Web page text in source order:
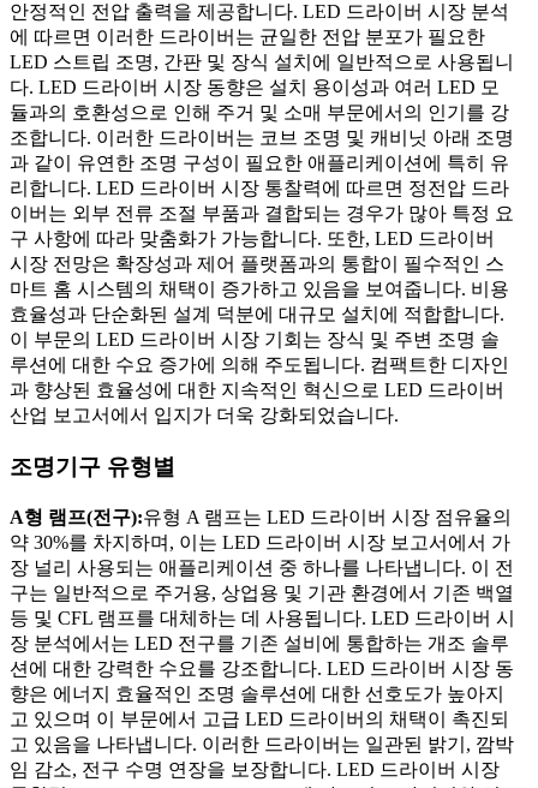
안정적인 전압 출력을 제공합니다. LED 드라이버 시장 분석
에 따르면 이러한 드라이버는 균일한 전압 분포가 필요한
LED 스트립 조명, 간판 및 장식 설치에 일반적으로 사용됩니
다. LED 드라이버 시장 동향은 설치 용이성과 여러 LED 모
듈과의 호환성으로 인해 주거 및 소매 부문에서의 인기를 강
조합니다. 이러한 드라이버는 코브 조명 및 캐비닛 아래 조명
과 같이 유연한 조명 구성이 필요한 애플리케이션에 특히 유
리합니다. LED 드라이버 시장 통찰력에 따르면 정전압 드라
이버는 외부 전류 조절 부품과 결합되는 경우가 많아 특정 요
구 사항에 따라 맞춤화가 가능합니다. 또한, LED 드라이버
시장 전망은 확장성과 제어 플랫폼과의 통합이 필수적인 스
마트 홈 시스템의 채택이 증가하고 있음을 보여줍니다. 비용
효율성과 단순화된 설계 덕분에 대규모 설치에 적합합니다.
이 부문의 LED 드라이버 시장 기회는 장식 및 주변 조명 솔
루션에 대한 수요 증가에 의해 주도됩니다. 컴팩트한 디자인
과 향상된 효율성에 대한 지속적인 혁신으로 LED 드라이버
산업 보고서에서 입지가 더욱 강화되었습니다.
조명기구 유형별
A형 램프(전구):유형 A 램프는 LED 드라이버 시장 점유율의
약 30%를 차지하며, 이는 LED 드라이버 시장 보고서에서 가
장 널리 사용되는 애플리케이션 중 하나를 나타냅니다. 이 전
구는 일반적으로 주거용, 상업용 및 기관 환경에서 기존 백열
등 및 CFL 램프를 대체하는 데 사용됩니다. LED 드라이버 시
장 분석에서는 LED 전구를 기존 설비에 통합하는 개조 솔루
션에 대한 강력한 수요를 강조합니다. LED 드라이버 시장 동
향은 에너지 효율적인 조명 솔루션에 대한 선호도가 높아지
고 있으며 이 부문에서 고급 LED 드라이버의 채택이 촉진되
고 있음을 나타냅니다. 이러한 드라이버는 일관된 밝기, 깜박
임 감소, 전구 수명 연장을 보장합니다. LED 드라이버 시장